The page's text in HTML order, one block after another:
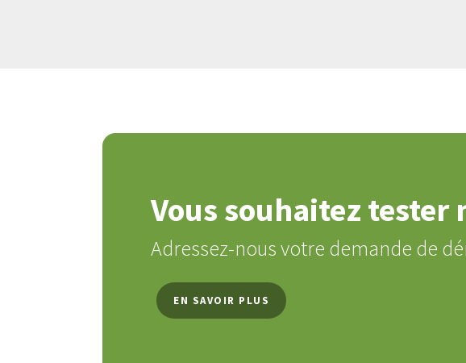
Vous souhaitez tester
Adressez-nous votre demande de
EN SAVOIR PLUS